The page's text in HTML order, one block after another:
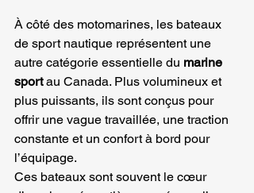
À côté des motomarines, les bateaux
de sport nautique représentent une
autre catégorie essentielle du marine
sport au Canada. Plus volumineux et
plus puissants, ils sont conçus pour
offrir une vague travaillée, une traction
constante et un confort à bord pour
l’équipage.
Ces bateaux sont souvent le cœur